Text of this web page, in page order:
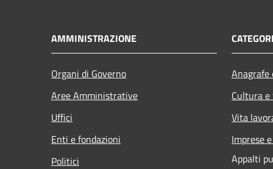
AMMINISTRAZIONE
Organi di Governo
Aree Amministrative
Uffici
Enti e fondazioni
Politici
Cultura
Vita
Imprese
Appalti